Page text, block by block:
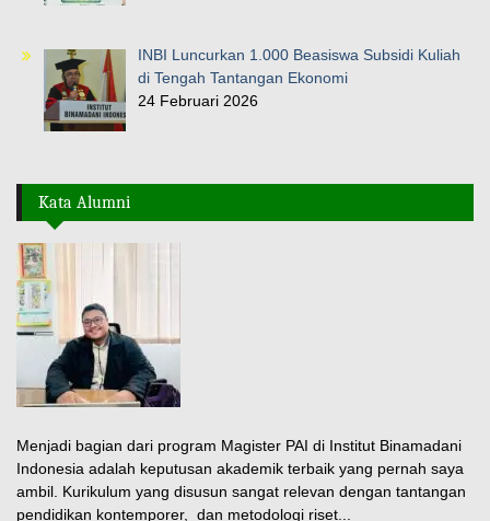
INBI Luncurkan 1.000 Beasiswa Subsidi Kuliah
di Tengah Tantangan Ekonomi
24 Februari 2026
Kata Alumni
Menjadi bagian dari program Magister PAI di Institut Binamadani
Indonesia adalah keputusan akademik terbaik yang pernah saya
ambil. Kurikulum yang disusun sangat relevan dengan tantangan
pendidikan kontemporer, dan metodologi riset...